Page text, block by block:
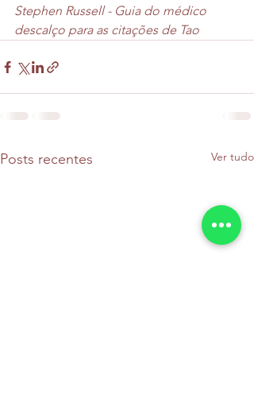
Stephen Russell - Guia do médico
descalço para as citações de Tao
Posts recentes Ver tudo